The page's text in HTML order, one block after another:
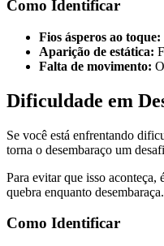
Como Identificar
Fios ásperos ao toque:
Aparição de estática:
Falta de movimento:
Dificuldade em
Se você está enfrentando
torna o desembaraço um
Para evitar que isso
quebra enquanto desembaraça.
Como Identificar